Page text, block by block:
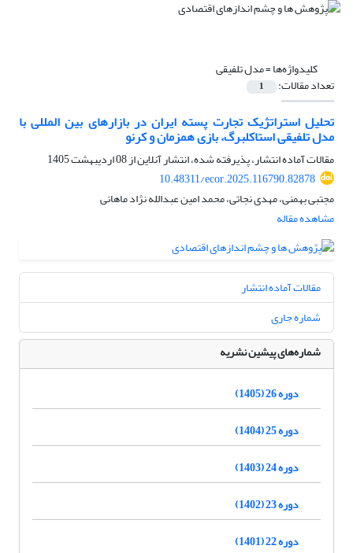
کلیدواژه‌ها =مدل تلفیقی
تعداد مقالات: 1
تحلیل استراتژیک تجارت پسته ایران در بازارهای بین المللی با
مدل تلفیقی استاکلبرگ، بازی همزمان و کرنو
مقالات آماده انتشار، پذیرفته شده، انتشار آنلاین از08 اردیبهشت 1405
10.48311/ecor.2025.116790.82878
مجتبی بهمنی، مهدی نجاتی، محمد امین عبدالله نژاد ماهانی
مشاهده مقاله
مقالات آماده انتشار
شماره جاری
شماره‌های پیشین نشریه
دوره 26 (1405)
دوره 25 (1404)
دوره 24 (1403)
دوره 23 (1402)
دوره 22 (1401)